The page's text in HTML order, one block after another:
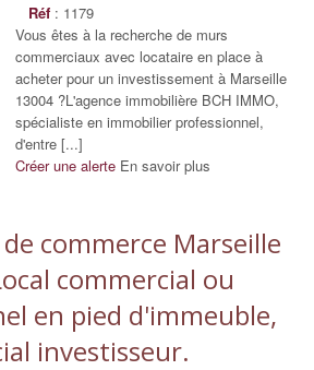
Réf : 1179
Vous êtes à la recherche de murs
commerciaux avec locataire en place à
acheter pour un investissement à Marseille
13004 ?L'agence immobilière BCH IMMO,
spécialiste en immobilier professionnel,
d'entre [...]
Créer une alerte En savoir plus
commerce Marseille
commercial ou
en pied d'immeuble,
investisseur.